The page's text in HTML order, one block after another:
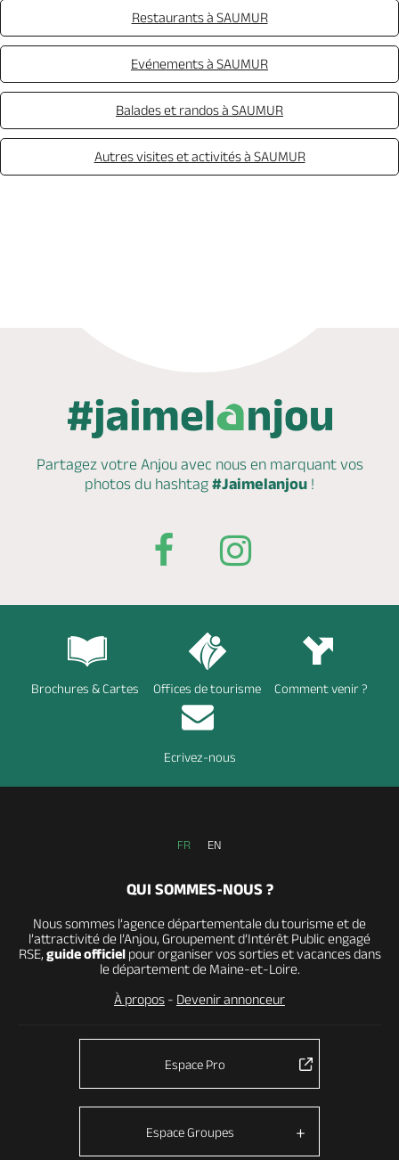
Restaurants à SAUMUR
Evénements à SAUMUR
Balades et randos à SAUMUR
Autres visites et activités à SAUMUR
Partagez votre Anjou avec nous en marquantvos
photos du hashtag #Jaimelanjou !
Brochures & Cartes Offices de tourisme Comment venir ?
Ecrivez-nous
FR EN
QUI SOMMES-NOUS ?
Nous sommes l’agence départementale du tourisme et de
l’attractivité de l’Anjou, Groupement d’Intérêt Public engagé
RSE, guide officielpour organiser vos sorties et vacances dans
le département de Maine-et-Loire.
À propos - Devenir annonceur
Espace Pro
Espace Groupes